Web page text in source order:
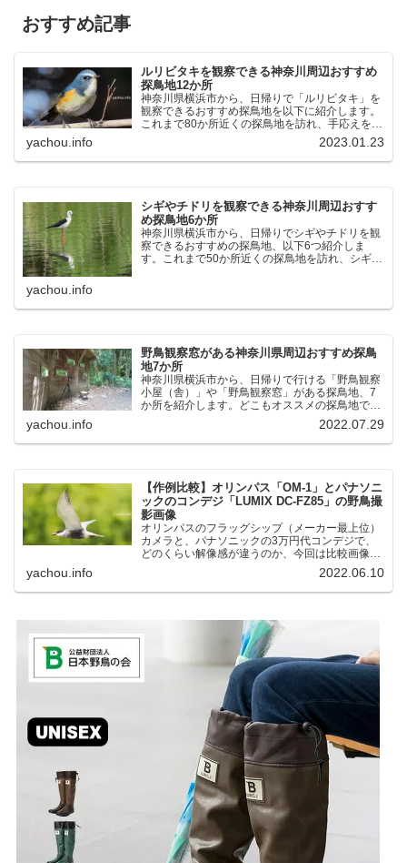
おすすめ記事
ルリビタキを観察できる神奈川周辺おすすめ
探鳥地12か所
神奈川県横浜市から、日帰りで「ルリビタキ」を
観察できるおすすめ探鳥地を以下に紹介します。
これまで80か所近くの探鳥地を訪れ、手応えを感
じた場所です。以下、★ が多いほど観察しやす
く、出現頻度が高いと感じた場所です。 北本自然
観察公園：埼玉県...
yachou.info 2023.01.23
シギやチドリを観察できる神奈川周辺おすす
め探鳥地6か所
神奈川県横浜市から、日帰りでシギやチドリを観
察できるおすすめの探鳥地、以下6つ紹介しま
す。これまで50か所近くの探鳥地を訪れ、シギや
yachou.info
野鳥観察窓がある神奈川県周辺おすすめ探鳥
地7か所
神奈川県横浜市から、日帰りで行ける「野鳥観察
小屋（舎）」や「野鳥観察窓」がある探鳥地、7
か所を紹介します。どこもオススメの探鳥地で
す。実際に訪れてみると、野山にいる野鳥、海や
湖にいる野鳥それぞれ違う観察になりました。街
中にあり、電車で行ける...
yachou.info 2022.07.29
【作例比較】オリンパス「OM-1」とパナソニ
ックのコンデジ「LUMIX DC-FZ85」の野鳥撮
影画像
オリンパスのフラッグシップ（メーカー最上位）
カメラと、パナソニックの3万円代コンデジで、
どのくらい解像感が違うのか、今回は比較画像を
紹介します。私はコンデジを愛用しているのです
が、相棒がオリンパス「OM-1」を使い始めたと
ころ、同じ被写体で...
yachou.info 2022.06.10